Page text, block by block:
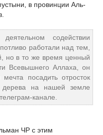
в провинции Аль-
содействии
работали над тем,
но в то же время ценный
Всевышнего Аллаха, он
посадить отросток
дерева на нашей земле
канале.
ЧР с этим